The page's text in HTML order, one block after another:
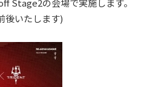
Stage2の会場で実施します。
後いたします)